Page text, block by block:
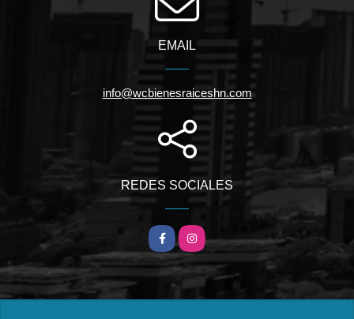
EMAIL
info@wcbienesraiceshn.com
REDES SOCIALES
Facebook
Instagram